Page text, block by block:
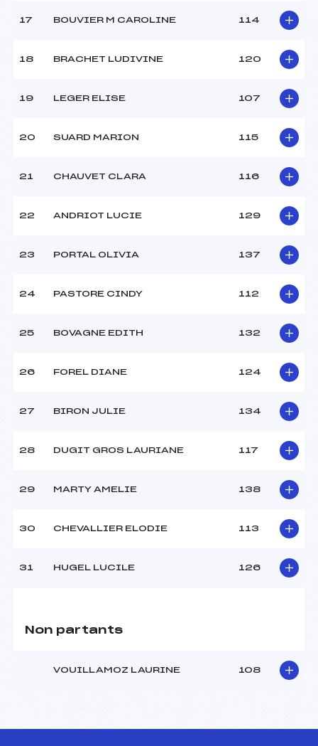
17 BOUVIER M CAROLINE 114
18 BRACHET LUDIVINE 120
19 LEGER ELISE 107
20 SUARD MARION 115
21 CHAUVET CLARA 116
22 ANDRIOT LUCIE 129
23 PORTAL OLIVIA 137
24 PASTORE CINDY 112
25 BOVAGNE EDITH 132
26 FOREL DIANE 124
27 BIRON JULIE 134
28 DUGIT GROS LAURIANE 117
29 MARTY AMELIE 138
30 CHEVALLIER ELODIE 113
31 HUGEL LUCILE 126
Non partants
VOUILLAMOZ LAURINE 108